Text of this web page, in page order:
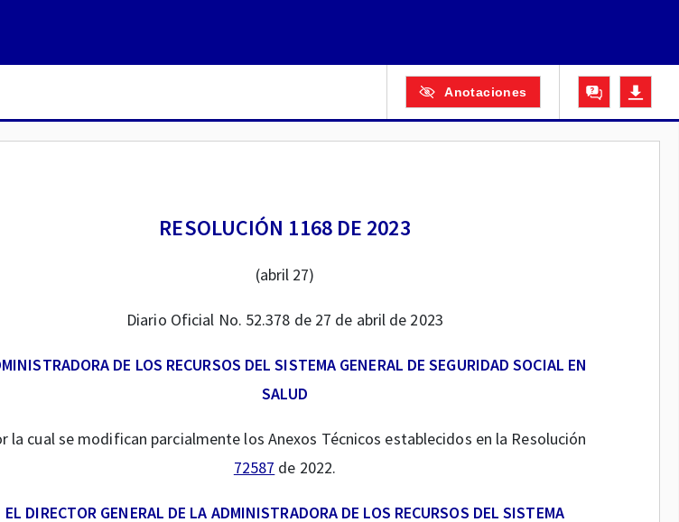
Anotaciones
RESOLUCIÓN 1168 DE 2023
(abril 27)
Diario Oficial No. 52.378 de 27 de abril de 2023
DE LOS RECURSOS DEL SISTEMA GENERAL DE SEGURIDAD SOCIAL EN
SALUD
la cual se modifican parcialmente los Anexos Técnicos establecidos en la Resolución
72587 de 2022.
EL DIRECTOR GENERAL DE LA ADMINISTRADORA DE LOS RECURSOS DEL SISTEMA